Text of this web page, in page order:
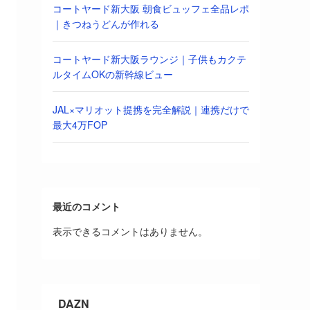
コートヤード新大阪 朝食ビュッフェ全品レポ
｜きつねうどんが作れる
コートヤード新大阪ラウンジ｜子供もカクテ
ルタイムOKの新幹線ビュー
JAL×マリオット提携を完全解説｜連携だけで
最大4万FOP
最近のコメント
表示できるコメントはありません。
DAZN